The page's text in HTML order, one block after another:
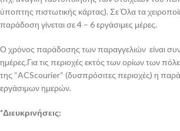
ύποπτης πιστωτικής κάρτας). Σε Όλα τα
παράδοση γίνεται σε 4 – 6 εργάσιμες μέρες.
Ο χρόνος παράδοσης των παραγγελιών είναι
ημέρες.Για τις περιοχές εκτός των ορίων των
της “ACScourier“ (δυσπρόσιτες περιοχές) η
εργάσιμων ημερών.
*Διευκρινήσεις: